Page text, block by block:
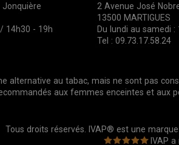
Jonquière
14h30 - 19h
2 Avenue José
13500 MARTIGUES
Du lundi au samedi
Tel : 09.73.17.58.24
alternative au tabac, mais ne sont pas
aux femmes enceintes et aux
Tous droits réservés. IVAP® est une marque
IVAP a